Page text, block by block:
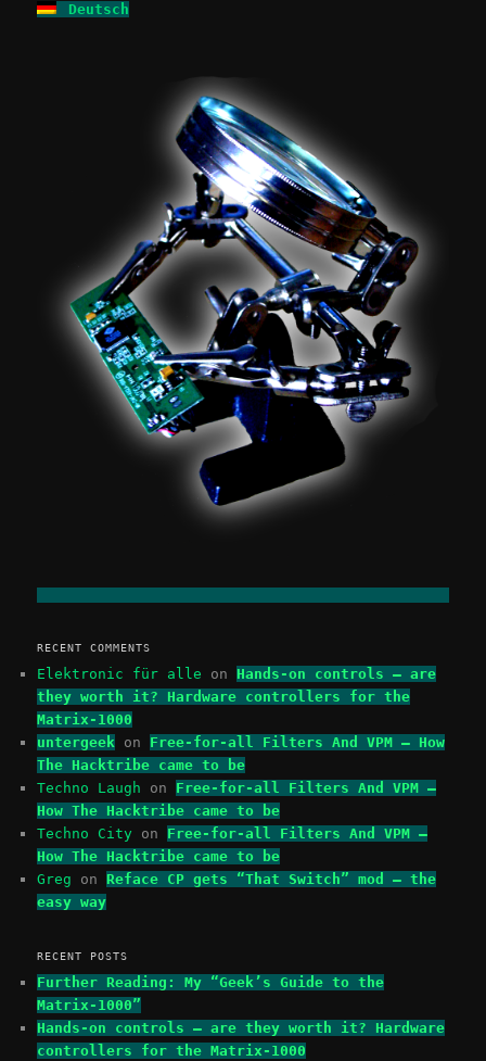
Deutsch
RECENT COMMENTS
Elektronic für alle on Hands-on controls – are
they worth it? Hardware controllers for the
Matrix-1000
untergeek on Free-for-all Filters And VPM – How
The Hacktribe came to be
Techno Laugh on Free-for-all Filters And VPM –
How The Hacktribe came to be
Techno City on Free-for-all Filters And VPM –
How The Hacktribe came to be
Greg onReface CP gets “That Switch” mod – the
easy way
RECENT POSTS
Further Reading: My “Geek’s Guide to the
Matrix-1000”
Hands-on controls – are they worth it? Hardware
controllers for the Matrix-1000